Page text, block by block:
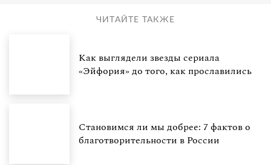
ЧИТАЙТЕ ТАКЖЕ
Как выглядели звезды сериала
«Эйфория» до того, как прославились
Становимся ли мы добрее: 7 фактов о
благотворительности в России